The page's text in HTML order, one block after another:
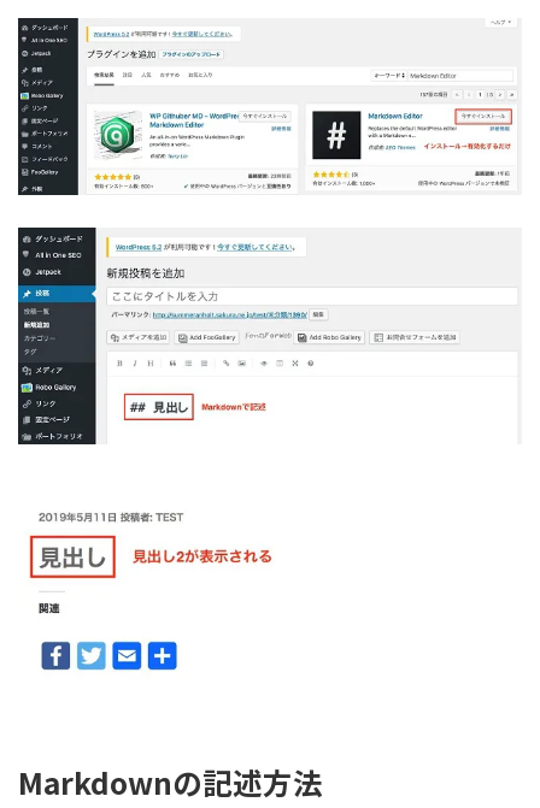
Markdownの記述方法